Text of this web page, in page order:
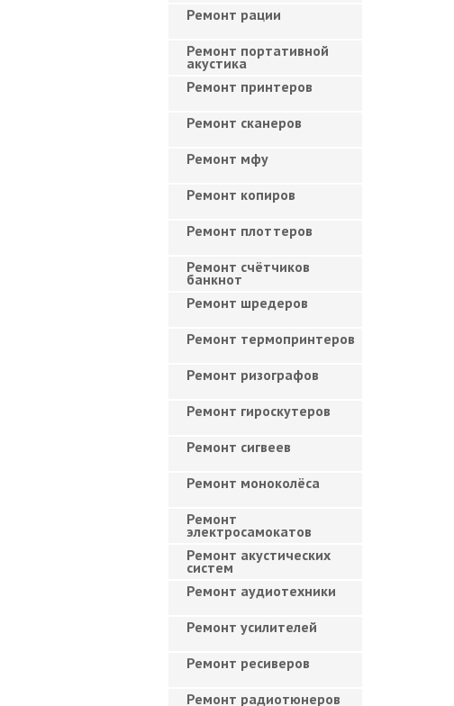
Ремонт рации
Ремонт портативной
акустика
Ремонт принтеров
Ремонт сканеров
Ремонт мфу
Ремонт копиров
Ремонт плоттеров
Ремонт счётчиков
банкнот
Ремонт шредеров
Ремонт термопринтеров
Ремонт ризографов
Ремонт гироскутеров
Ремонт сигвеев
Ремонт моноколёса
Ремонт
электросамокатов
Ремонт акустических
систем
Ремонт аудиотехники
Ремонт усилителей
Ремонт ресиверов
Ремонт радиотюнеров